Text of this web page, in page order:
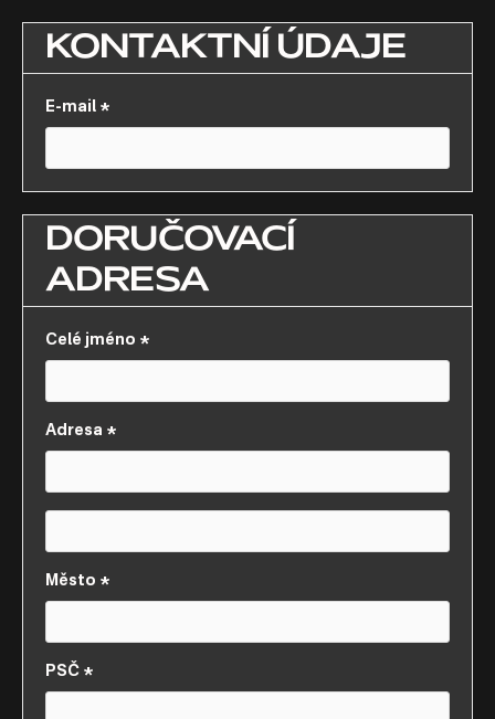
KONTAKTNÍ ÚDAJE
E-mail *
DORUČOVACÍ
ADRESA
Celé jméno *
Adresa *
Město *
PSČ *